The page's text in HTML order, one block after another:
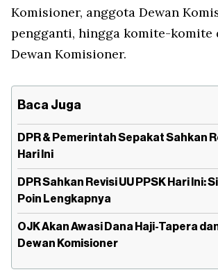
Komisioner, anggota Dewan
pengganti, hingga komite-
Dewan Komisioner.
Baca Juga
DPR & Pemerintah Sepakat Sahkan
Hari Ini
DPR Sahkan Revisi UU PPSK Hari Ini:
Poin Lengkapnya
OJK Akan Awasi Dana Haji-Tapera
Dewan Komisioner